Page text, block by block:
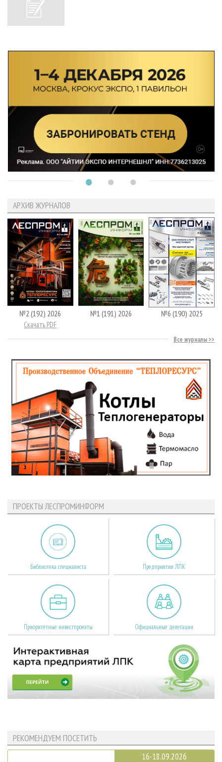
АРХИВ ЖУРНАЛОВ
№2 (192) 2026
Скачать PDF
№1 (191) 2026 №6 (190) 2025
Все журналы
ПРОЕКТЫ ЛЕСПРОМИНФОРМ
Библиотека специалиста Предприятия ЛПК
Приоритетные инвестпроекты Официальные делегации
РЕКОМЕНДУЕМ ПОСЕТИТЬ
16-18.09.2026